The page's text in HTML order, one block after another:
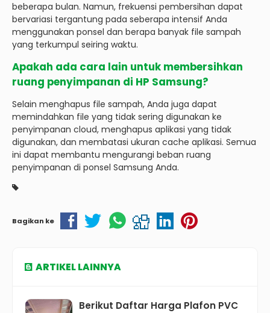
beberapa bulan. Namun, frekuensi pembersihan dapat
bervariasi tergantung pada seberapa intensif Anda
menggunakan ponsel dan berapa banyak file sampah
yang terkumpul seiring waktu.
Apakah ada cara lain untuk membersihkan
ruang penyimpanan di HP Samsung?
Selain menghapus file sampah, Anda juga dapat
memindahkan file yang tidak sering digunakan ke
penyimpanan cloud, menghapus aplikasi yang tidak
digunakan, dan membatasi ukuran cache aplikasi. Semua
ini dapat membantu mengurangi beban ruang
penyimpanan di ponsel Samsung Anda.
Bagikan ke
ARTIKEL LAINNYA
Berikut Daftar Harga Plafon PVC